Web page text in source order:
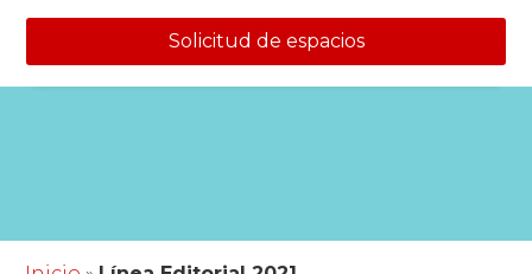
Solicitud de espacios
Skip to content